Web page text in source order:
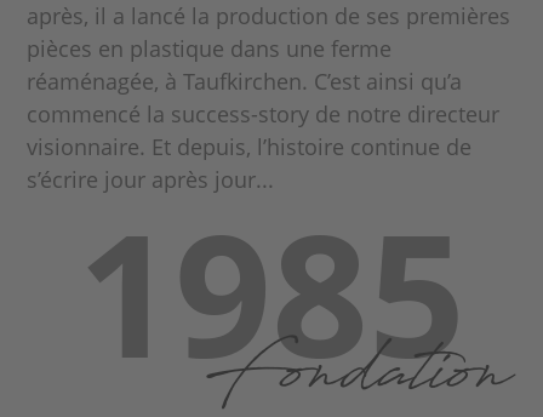
après, il a lancé la production de ses premières
pièces en plastique dans une ferme
réaménagée, à Taufkirchen. C’est ainsi qu’a
commencé la success-story de notre directeur
visionnaire. Et depuis, l’histoire continue de
s’écrire jour après jour...
1985
Fondation